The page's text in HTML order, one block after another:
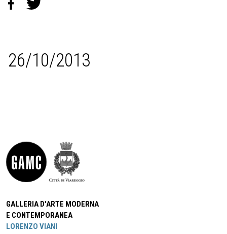
26/10/2013
GALLERIA D'ARTE MODERNA
E CONTEMPORANEA
LORENZO VIANI